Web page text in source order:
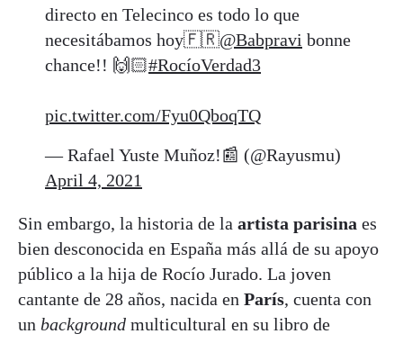
directo en Telecinco es todo lo que
necesitábamos hoy🇫🇷@Babpravi bonne
chance!! 🙌🏻#RocíoVerdad3
pic.twitter.com/Fyu0QboqTQ
— Rafael Yuste Muñoz!📰 (@Rayusmu)
April 4, 2021
Sin embargo, la historia de la artista parisina es
bien desconocida en España más allá de su apoyo
público a la hija de Rocío Jurado. La joven
cantante de 28 años, nacida en París, cuenta con
un background multicultural en su libro de